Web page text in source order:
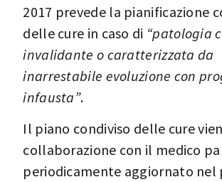
2017 prevede la pianificazione
delle cure in caso di “patologia
invalidante o caratterizzata da
inarrestabile evoluzione con
infausta”.
Il piano condiviso delle cure
collaborazione con il medico
periodicamente aggiornato nel